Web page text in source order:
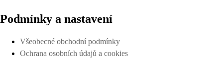
Podmínky a nastavení
Všeobecné obchodní podmínky
Ochrana osobních údajů a cookies